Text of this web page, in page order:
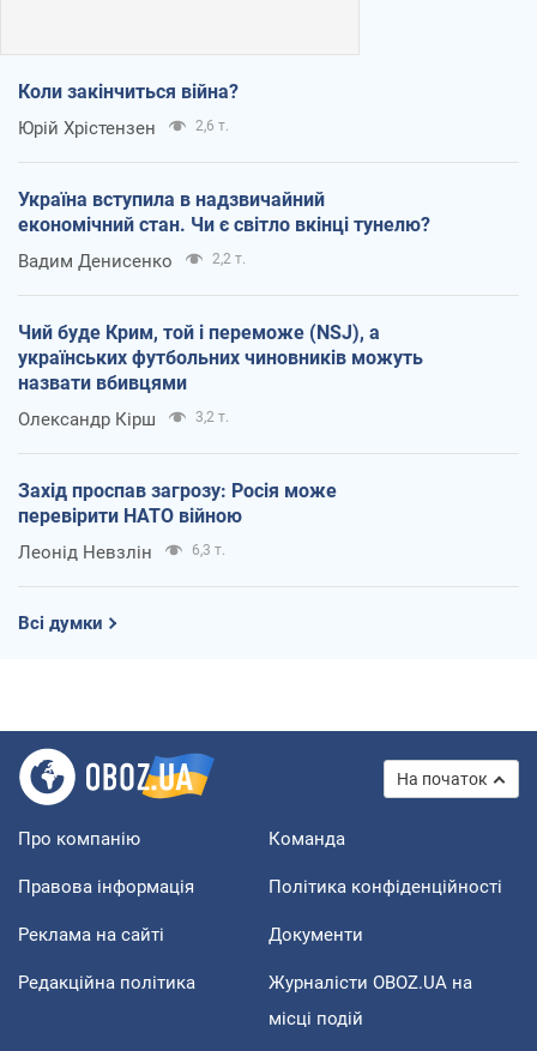
Коли закінчиться війна?
Юрій Хрістензен 2,6 т.
Україна вступила в надзвичайний
економічний стан. Чи є світло вкінці тунелю?
Вадим Денисенко 2,2 т.
Чий буде Крим, той і переможе (NSJ), а
українських футбольних чиновників можуть
назвати вбивцями
Олександр Кірш 3,2 т.
Захід проспав загрозу: Росія може
перевірити НАТО війною
Леонід Невзлін 6,3 т.
Всі думки
На початок
Про компанію Команда
Правова інформація Політика конфіденційності
Реклама на сайті Документи
Редакційна політика
Журналісти OBOZ.UA на
місці подій